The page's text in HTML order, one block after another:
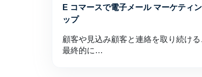
E コマースで電子メール マーケティ
ップ
顧客や見込み顧客と連絡を取り続け
最終的に…